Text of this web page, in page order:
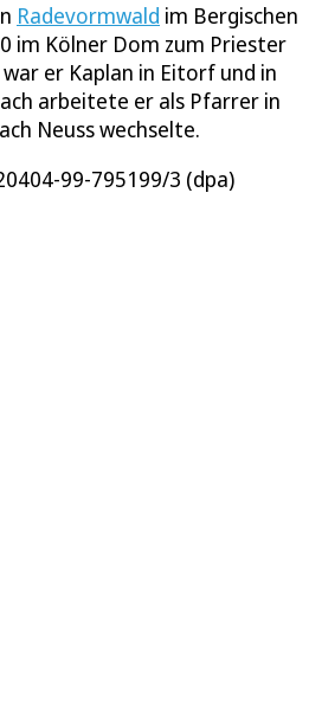
Radevormwald im Bergischen
im Kölner Dom zum Priester
er Kaplan in Eitorf und in
arbeitete er als Pfarrer in
Neuss wechselte.
99-795199/3 (dpa)